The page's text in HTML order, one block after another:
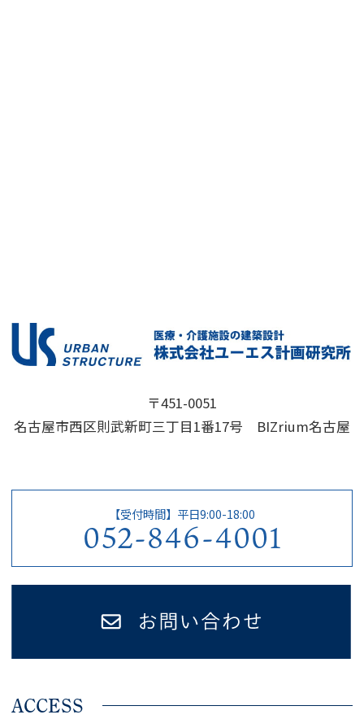
〒451-0051
名古屋市西区則武新町三丁目1番17号 BIZrium名古屋
【受付時間】平日9:00-18:00
052-846-4001
ACCESS